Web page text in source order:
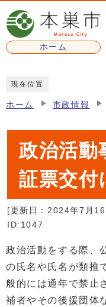
ページの先頭です
ホーム
現在位置
ホーム 市政情報
政治活動
証票交付
[更新日： 2024年7月16
ID:1047
政治活動をする際、
の氏名や氏名が類推
般的には通年で禁止
補者やその後援団体